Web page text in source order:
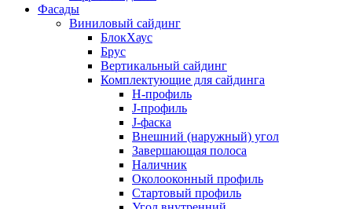
Фасады
Виниловый сайдинг
БлокХаус
Брус
Вертикальный сайдинг
Комплектующие для сайдинга
H-профиль
J-профиль
J-фаска
Внешний (наружный) угол
Завершающая полоса
Наличник
Околооконный профиль
Стартовый профиль